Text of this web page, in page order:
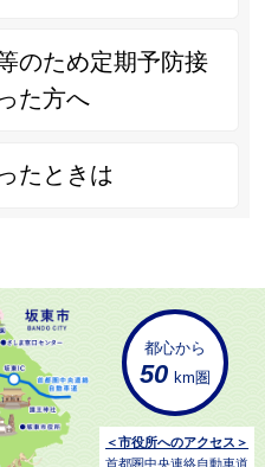
のため定期予防接
た方へ
たときは
都心から
50 km圏
＜市役所へのアクセス＞
首都圏中央連絡自動車道